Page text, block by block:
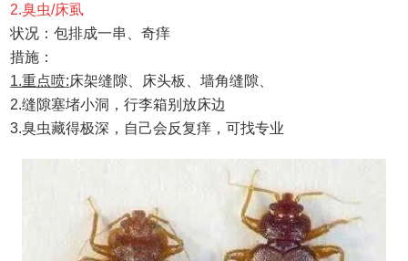
2.臭虫/床虱
状况：包排成一串、奇痒
措施：
1.重点喷:床架缝隙、床头板、墙角缝隙、
2.缝隙塞堵小洞，行李箱别放床边
3.臭虫藏得极深，自己会反复痒，可找专业